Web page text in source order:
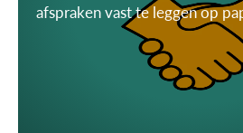
afspraken vast te leggen op